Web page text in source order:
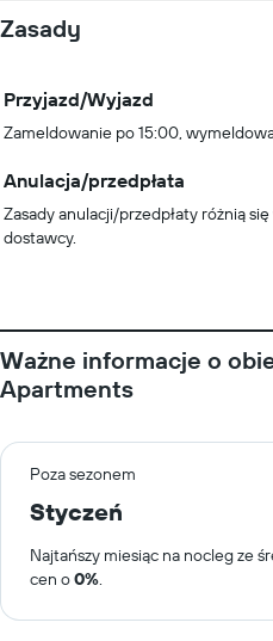
Zasady
Przyjazd/Wyjazd
Zameldowanie po 15:00,
Anulacja/przedpłata
Zasady anulacji/przedpłaty różnią
dostawcy.
Ważne informacje o
Apartments
Poza sezonem
Styczeń
Najtańszy miesiąc na nocleg ze
cen o0%.